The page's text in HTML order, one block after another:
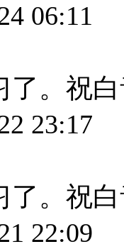
06:11
了。祝
23:17
了。祝
22:09